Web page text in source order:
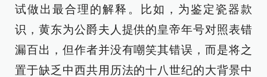
试做出最合理的解释。比如，为鉴定瓷器款
识，黄东为公爵夫人提供的皇帝年号对照表错
漏百出，但作者并没有嘲笑其错误，而是将之
置于缺乏中西共用历法的十八世纪的大背景中